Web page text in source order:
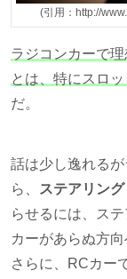
(引用：http://
ラジコンカーで
とは、特にスロ
だ。
話は少し逸れる
ら、
ステアリン
らせるには、ス
カーがあらぬ方
さらに、RCカー